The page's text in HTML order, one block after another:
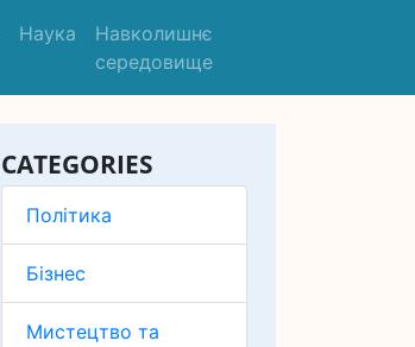
Наука
Навколишнє
середовище
CATEGORIES
Політика
Бізнес
Мистецтво та